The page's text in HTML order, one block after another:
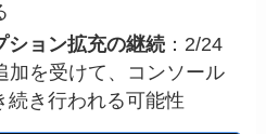
ション拡充の継続 ：2/24
加を受けて、コンソール
続き行われる可能性